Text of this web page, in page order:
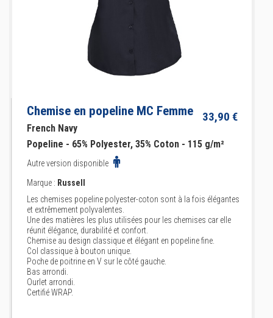
Chemise en popeline MC Femme 33,90 €
French Navy
Popeline - 65% Polyester, 35% Coton - 115 g/m²
Autre version disponible
Marque : Russell
Les chemises popeline polyester-coton sont à la fois élégantes
et extrêmement polyvalentes.
Une des matières les plus utilisées pour les chemises car elle
réunit élégance, durabilité et confort.
Chemise au design classique et élégant en popeline fine.
Col classique à bouton unique.
Poche de poitrine en V sur le côté gauche.
Bas arrondi.
Ourlet arrondi.
Certifié WRAP.